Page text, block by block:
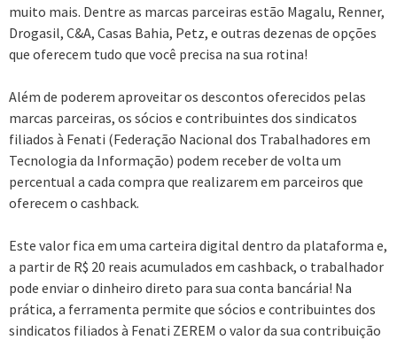
muito mais. Dentre as marcas parceiras estão Magalu, Renner,
Drogasil, C&A, Casas Bahia, Petz, e outras dezenas de opções
que oferecem tudo que você precisa na sua rotina!
Além de poderem aproveitar os descontos oferecidos pelas
marcas parceiras, os sócios e contribuintes dos sindicatos
filiados à Fenati (Federação Nacional dos Trabalhadores em
Tecnologia da Informação) podem receber de volta um
percentual a cada compra que realizarem em parceiros que
oferecem o cashback.
Este valor fica em uma carteira digital dentro da plataforma e,
a partir de R$ 20 reais acumulados em cashback, o trabalhador
pode enviar o dinheiro direto para sua conta bancária! Na
prática, a ferramenta permite que sócios e contribuintes dos
sindicatos filiados à Fenati ZEREM o valor da sua contribuição